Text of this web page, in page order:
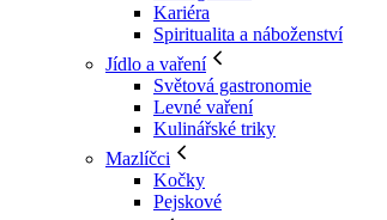
Kariéra
Spiritualita a náboženství
Jídlo a vaření
Světová gastronomie
Levné vaření
Kulinářské triky
Mazlíčci
Kočky
Pejskové